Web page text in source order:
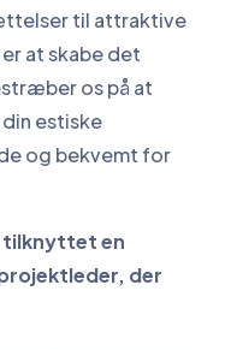
til attraktive
at skabe det
os på at
estiske
og bekvemt for
tilknyttet en
der